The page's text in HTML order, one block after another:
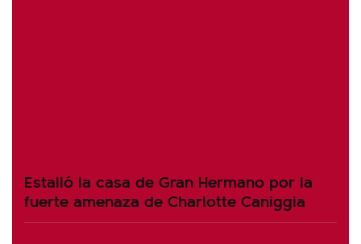
Estalló la casa de Gran Hermano por la
fuerte amenaza de Charlotte Caniggia